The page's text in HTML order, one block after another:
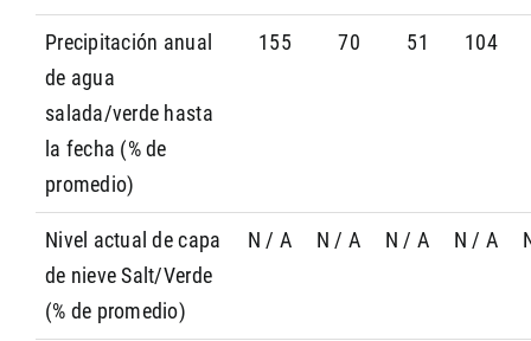
Precipitación anual
de agua
salada/verde hasta
la fecha (% de
promedio)
155 70 51 104
Nivel actual de capa
de nieve Salt/Verde
(% de promedio)
N / A N / A N / A N / A